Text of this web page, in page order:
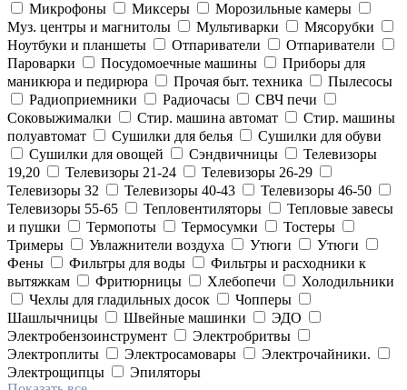
Микрофоны
Миксеры
Морозильные камеры
Муз. центры и магнитолы
Мультиварки
Мясорубки
Ноутбуки и планшеты
Отпариватели
Отпариватели
Пароварки
Посудомоечные машины
Приборы для
маникюра и педирюра
Прочая быт. техника
Пылесосы
Радиоприемники
Радиочасы
СВЧ печи
Соковыжималки
Стир. машина автомат
Стир. машины
полуавтомат
Сушилки для белья
Сушилки для обуви
Сушилки для овощей
Сэндвичницы
Телевизоры
19,20
Телевизоры 21-24
Телевизоры 26-29
Телевизоры 32
Телевизоры 40-43
Телевизоры 46-50
Телевизоры 55-65
Тепловентиляторы
Тепловые завесы
и пушки
Термопоты Термосумки
Тостеры
Тримеры
Увлажнители воздуха Утюги
Утюги
Фены
Фильтры для воды
Фильтры и расходники к
вытяжкам
Фритюрницы Хлебопечи
Холодильники
Чехлы для гладильных досок
Чопперы
Шашлычницы
Швейные машинки
ЭДО
Электробензоинструмент
Электробритвы
Электроплиты
Электросамовары
Электрочайники.
Электрощипцы
Эпиляторы